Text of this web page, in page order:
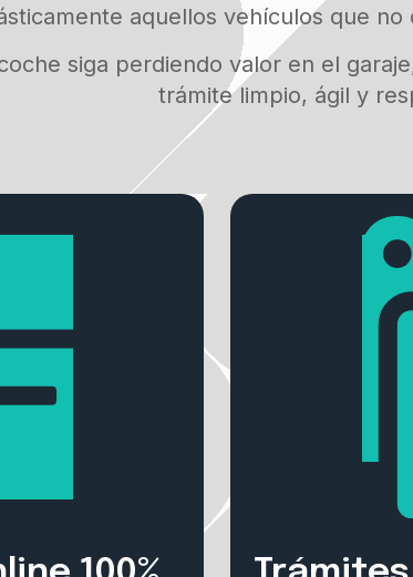
aquellos vehículos que
siga perdiendo valor en el
trámite limpio, ágil y